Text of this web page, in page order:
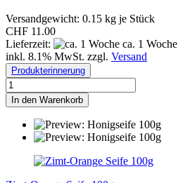
Versandgewicht: 0.15 kg je Stück
CHF 11.00
Lieferzeit:
ca. 1 Woche
inkl. 8.1% MwSt. zzgl. Versand
Produkterinnerung
In den Warenkorb